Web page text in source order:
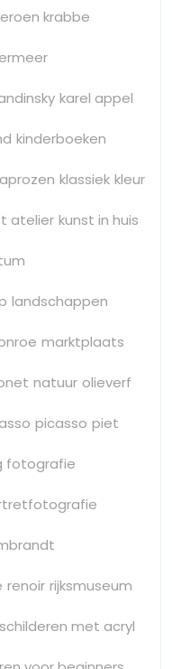
krabbe
karel appel
kinderboeken
klassiek kleur
atelier kunst in huis
landschappen
marktplaats
natuur olieverf
picasso piet
fotografie
renoir rijksmuseum
schilderen met acryl